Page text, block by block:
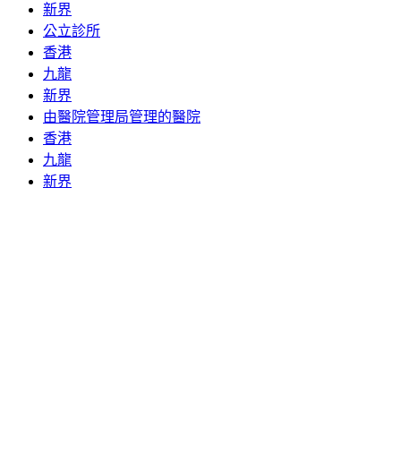
新界
公立診所
香港
九龍
新界
由醫院管理局管理的醫院
香港
九龍
新界